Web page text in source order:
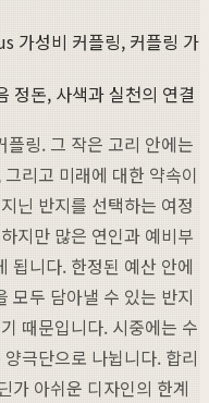
가성비 커플링, 커플링 가
정돈, 사색과 실천의 연결
링. 그 작은 고리 안에는
리고 미래에 대한 약속이
닌 반지를 선택하는 여정
지만 많은 연인과 예비부
됩니다. 한정된 예산 안에
모두 담아낼 수 있는 반지
때문입니다. 시중에는 수
극단으로 나뉩니다. 합리
가 아쉬운 디자인의 한계